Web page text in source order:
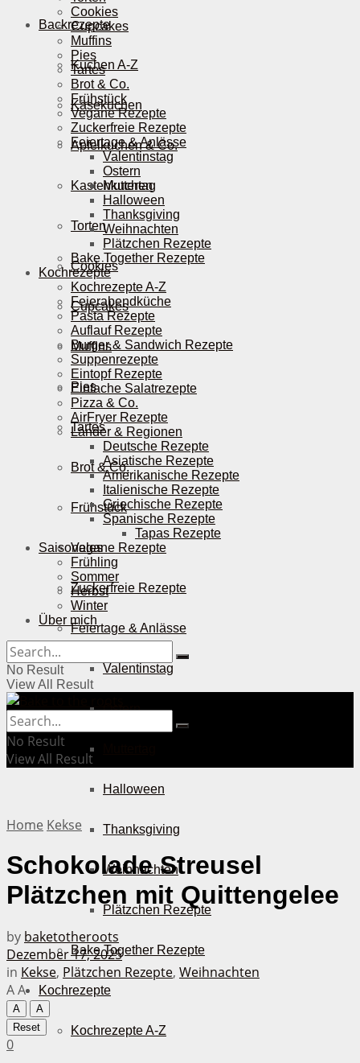
Backrezepte
Kuchen A-Z
Käsekuchen
Apfelkuchen & Co.
Kastenkuchen
Torten
Cookies
Cupcakes
Muffins
Pies
Tartes
Brot & Co.
Frühstück
Vegane Rezepte
Zuckerfreie Rezepte
Feiertage & Anlässe
Valentinstag
Ostern
Halloween
Thanksgiving
Weihnachten
Plätzchen Rezepte
Bake Together Rezepte
Kochrezepte
Kochrezepte A-Z
Cookies
Cupcakes
Muffins
Pies
Tartes
Brot & Co.
Frühstück
Vegane Rezepte
Zuckerfreie Rezepte
Feiertage & Anlässe
Valentinstag
Ostern
Muttertag
Halloween
Thanksgiving
Weihnachten
Plätzchen Rezepte
Bake Together Rezepte
Kochrezepte
Kochrezepte A-Z
Feierabendküche
Pasta Rezepte
Auflauf Rezepte
Burger & Sandwich Rezepte
Suppenrezepte
Eintopf Rezepte
Einfache Salatrezepte
Pizza & Co.
AirFryer Rezepte
Länder & Regionen
Deutsche Rezepte
Asiatische Rezepte
Amerikanische Rezepte
Italienische Rezepte
Griechische Rezepte
Spanische Rezepte
Tapas Rezepte
Saisonales
Frühling
Sommer
Herbst
Winter
Über mich
No Result
View All Result
No Result
View All Result
Home Kekse
Schokolade Streusel
Plätzchen mit Quittengelee
by baketotheroots
Dezember 17, 2025
in Kekse, Plätzchen Rezepte, Weihnachten
AA
A
A
Reset
0